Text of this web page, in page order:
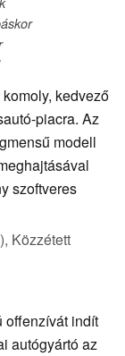
kedvező
piacra. Az
modell
szoftveres
Közzétett
offenzívát indít
autógyártó az